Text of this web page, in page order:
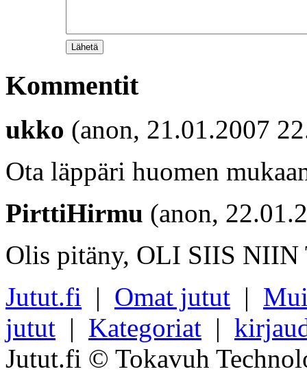
Kommentit
ukko (anon, 21.01.2007
Ota läppäri huomen
PirttiHirmu (anon,
Olis pitäny, OLI SIIS
Jutut.fi | Omat jutut |
jutut | Kategoriat |
Jutut.fi © Tokavuh